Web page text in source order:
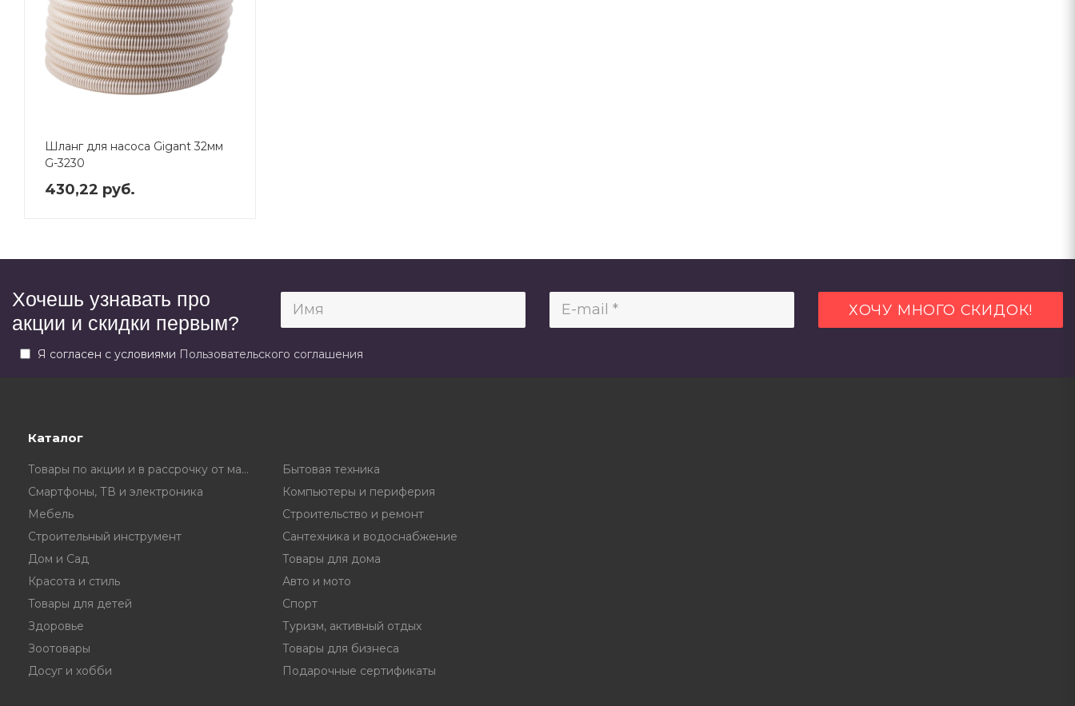
Шланг для насоса Gigant 32мм
G-3230
430,22 руб.
Хочешь узнавать про
акции и скидки первым?
Я согласен с условиями Пользовательского соглашения
Каталог
Товары по акции и в рассрочку от магазина
Бытовая техника
Смартфоны, ТВ и электроника
Компьютеры и периферия
Мебель
Строительство и ремонт
Строительный инструмент
Сантехника и водоснабжение
Дом и Сад
Товары для дома
Красота и стиль
Авто и мото
Товары для детей
Спорт
Здоровье
Туризм, активный отдых
Зоотовары
Товары для бизнеса
Досуг и хобби
Подарочные сертификаты